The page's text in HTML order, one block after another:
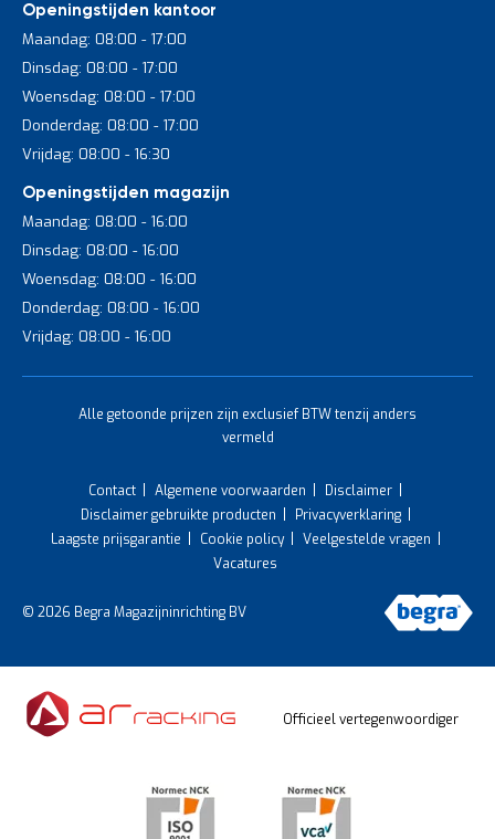
Openingstijden kantoor
Maandag: 08:00 - 17:00
Dinsdag: 08:00 - 17:00
Woensdag: 08:00 - 17:00
Donderdag: 08:00 - 17:00
Vrijdag: 08:00 - 16:30
Openingstijden magazijn
Maandag: 08:00 - 16:00
Dinsdag: 08:00 - 16:00
Woensdag: 08:00 - 16:00
Donderdag: 08:00 - 16:00
Vrijdag: 08:00 - 16:00
Alle getoonde prijzen zijn exclusief BTW tenzij anders
vermeld
Contact Algemene voorwaarden
Disclaimer
Disclaimer gebruikte producten
Privacyverklaring
Laagste prijsgarantie
Cookie policy
Veelgestelde vragen
Vacatures
© 2026 Begra Magazijninrichting BV
Officieel vertegenwoordiger